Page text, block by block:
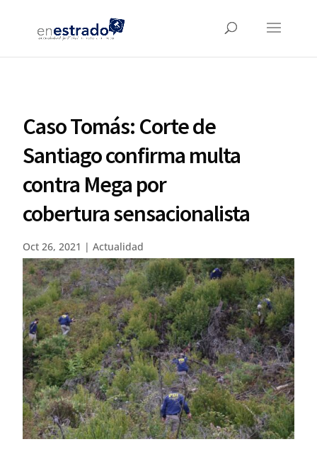
Caso Tomás: Corte de
Santiago confirma multa
contra Mega por
cobertura sensacionalista
Oct 26, 2021 |Actualidad